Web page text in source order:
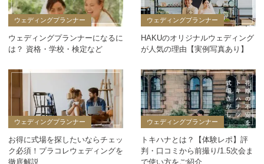
ウェディングプランナー
ウェディングプランナーになるに
は？ 資格・学校・検定など
ウェディングプランナー
HAKUのオリジナルウェディング
が人気の理由【実例写真あり】
ウェディングプランナー
お得に式場を探したいならチェッ
ク必須！プラコレウェディングを
徹底解説
ウェディングプランナー
トキハナとは？【体験レポ】評
判・口コミから前撮り/1.5次会ま
で使い方をご紹介